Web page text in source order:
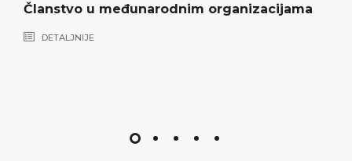
Članstvo u međunarodnim organizacijama
DETALJNIJE